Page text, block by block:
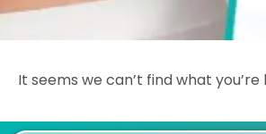
It seems we can’t find what you’re